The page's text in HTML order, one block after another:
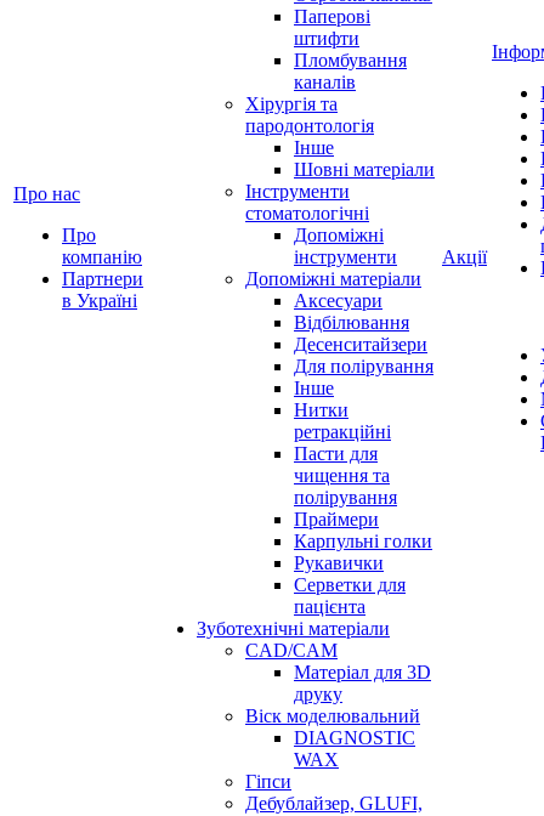
Про нас
Про
компанію
Партнери
в Україні
Паперові
штифти
Пломбування
каналів
Хірургія та
пародонтологія
Інше
Шовні матеріали
Інструменти
стоматологічні
Допоміжні
інструменти
Допоміжні матеріали
Аксесуари
Відбілювання
Десенситайзери
Для полірування
Інше
Нитки
ретракційні
Пасти для
чищення та
полірування
Праймери
Карпульні голки
Рукавички
Серветки для
пацієнта
Зуботехнічні матеріали
CAD/CAM
Матеріал для 3D
друку
Віск моделювальний
DIAGNOSTIC
WAX
Гіпси
Дебублайзер, GLUFI,
Акції